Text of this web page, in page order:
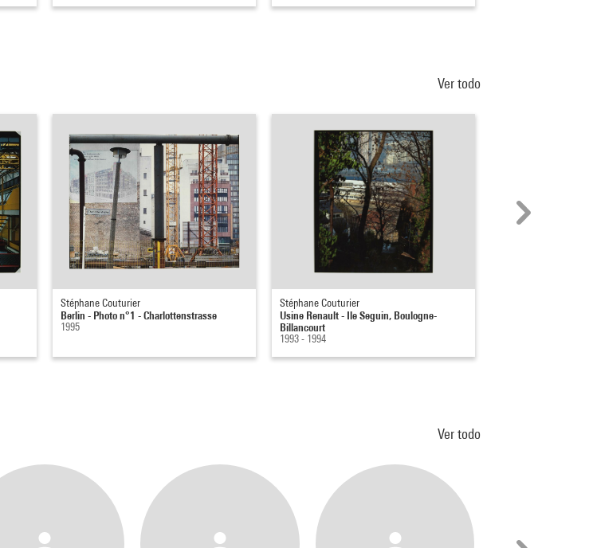
Ver todo
Stéphane Couturier
Berlin - Photo n°1 - Charlottenstrasse
1995
Stéphane Couturier
Usine Renault - Ile Seguin, Boulogne-
Billancourt
1993 - 1994
Ver todo